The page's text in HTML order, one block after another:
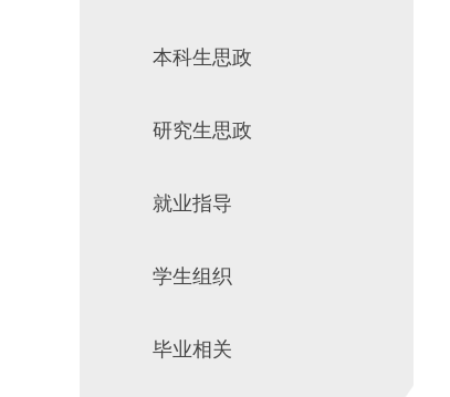
本科生思政
研究生思政
就业指导
学生组织
毕业相关